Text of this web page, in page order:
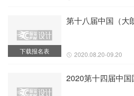
下载报名表
第十八届中国（大
2020.08.20-09.20
2020第十四届中